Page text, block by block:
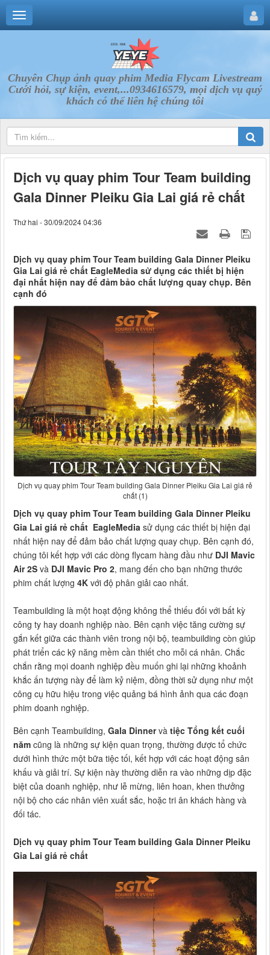
Chuyên Chụp ảnh quay phim Media Flycam Livestream
Cưới hỏi, sự kiện, event,...0934616579, mọi dịch vụ quý
khách có thể liên hệ chúng tôi
Dịch vụ quay phim Tour Team building
Gala Dinner Pleiku Gia Lai giá rẻ chất
Thứ hai - 30/09/2024 04:36
Dịch vụ quay phim Tour Team building Gala Dinner Pleiku
Gia Lai giá rẻ chất EagleMedia sử dụng các thiết bị hiện
đại nhất hiện nay để đảm bảo chất lượng quay chụp. Bên
cạnh đó
Dịch vụ quay phim Tour Team building Gala Dinner Pleiku Gia Lai giá rẻ
chất (1)
Dịch vụ quay phim Tour Team building Gala Dinner Pleiku
Gia Lai giá rẻ chất EagleMedia sử dụng các thiết bị hiện đại
nhất hiện nay để đảm bảo chất lượng quay chụp. Bên cạnh đó,
chúng tôi kết hợp với các dòng flycam hàng đầu như DJI Mavic
Air 2S và DJI Mavic Pro 2, mang đến cho bạn những thước
phim chất lượng 4K với độ phân giải cao nhất.
Teambuilding là một hoạt động không thể thiếu đối với bất kỳ
công ty hay doanh nghiệp nào. Bên cạnh việc tăng cường sự
gắn kết giữa các thành viên trong nội bộ, teambuilding còn giúp
phát triển các kỹ năng mềm cần thiết cho mỗi cá nhân. Chắc
chắn rằng mọi doanh nghiệp đều muốn ghi lại những khoảnh
khắc ấn tượng này để làm kỷ niệm, đồng thời sử dụng như một
công cụ hữu hiệu trong việc quảng bá hình ảnh qua các đoạn
phim doanh nghiệp.
Bên cạnh Teambuilding, Gala Dinnervà tiệc Tổng kết cuối
năm cũng là những sự kiện quan trọng, thường được tổ chức
dưới hình thức một bữa tiệc tối, kết hợp với các hoạt động sân
khấu và giải trí. Sự kiện này thường diễn ra vào những dịp đặc
biệt của doanh nghiệp, như lễ mừng, liên hoan, khen thưởng
nội bộ cho các nhân viên xuất sắc, hoặc tri ân khách hàng và
đối tác.
Dịch vụ quay phim Tour Team building Gala Dinner Pleiku
Gia Lai giá rẻ chất